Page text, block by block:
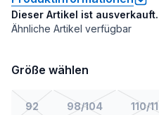
Dieser Artikel ist ausverkauft.
Ähnliche Artikel verfügbar
Größe wählen
92 98/104 110/